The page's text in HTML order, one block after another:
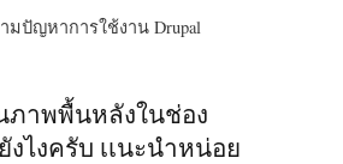
มปัญหาการใช้งาน Drupal
ภาพพื้นหลังในช่อง
งไงครับ เเนะนำหน่อย